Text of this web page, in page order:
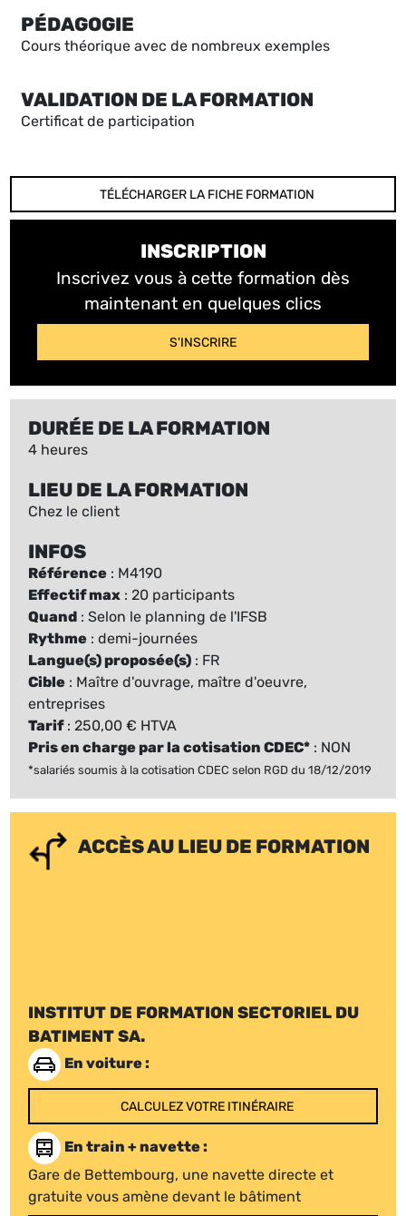
PÉDAGOGIE
Cours théorique avec de nombreux exemples
VALIDATION DE LA FORMATION
Certificat de participation
TÉLÉCHARGER LA FICHE FORMATION
INSCRIPTION
Inscrivez vous à cette formation dès
maintenant en quelques clics
S'INSCRIRE
DURÉE DE LA FORMATION
4 heures
LIEU DE LA FORMATION
Chez le client
INFOS
Référence : M4190
Effectif max : 20 participants
Quand : Selon le planning de l'IFSB
Rythme : demi-journées
Langue(s) proposée(s) : FR
Cible : Maître d'ouvrage, maître d'oeuvre,
entreprises
Tarif: 250,00 € HTVA
Pris en charge par la cotisation CDEC* : NON
*salariés soumis à la cotisation CDEC selon RGD du 18/12/2019
ACCÈS AU LIEU DE FORMATION
INSTITUT DE FORMATION SECTORIEL DU
BATIMENT SA.
En voiture :
CALCULEZ VOTRE ITINÉRAIRE
En train + navette :
Gare de Bettembourg, une navette directe et
gratuite vous amène devant le bâtiment